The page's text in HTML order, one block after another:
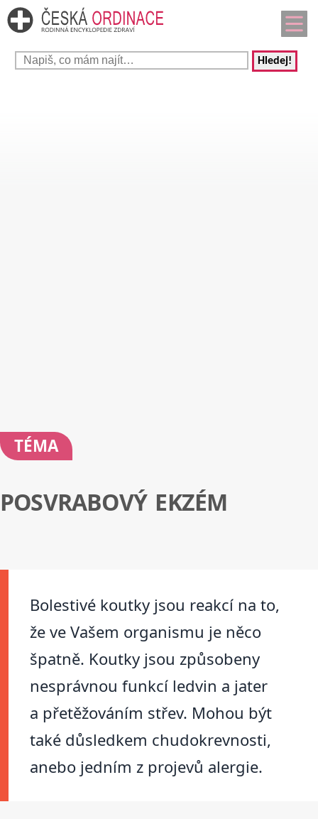
Hledej!
TÉMA
POSVRABOVÝ EKZÉM
Bolestivé koutky jsou reakcí na to,
že ve Vašem organismu je něco
špatně. Koutky jsou způsobeny
nesprávnou funkcí ledvin a jater
a přetěžováním střev. Mohou být
také důsledkem chudokrevnosti,
anebo jedním z projevů alergie.